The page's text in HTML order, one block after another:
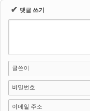
✔ 댓글 쓰기
글쓴이
비밀번호
이메일 주소